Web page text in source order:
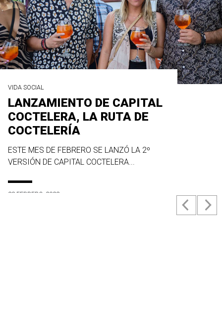
VIDA SOCIAL
LANZAMIENTO DE CAPITAL
COCTELERA, LA RUTA DE
COCTELERÍA
ESTE MES DE FEBRERO SE LANZÓ LA 2º
VERSIÓN DE CAPITAL COCTELERA...
23 FEBRERO, 2022